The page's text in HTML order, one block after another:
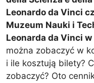
Leonardo da Vinci
Muzeum Nauki i
Leonarda da Vinci
można zobaczyć w
i ile kosztują bilety?
zobaczyć? Oto